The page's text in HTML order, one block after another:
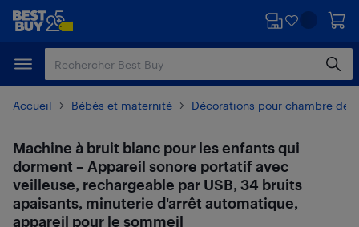
Passer
principal
Passer
Accueil Bébés et maternité Décorations pour chambre de
Machine à bruit blanc pour les enfants qui
dorment – Appareil sonore portatif avec
veilleuse, rechargeable par USB, 34 bruits
apaisants, minuterie d'arrêt automatique,
appareil pour le sommeil